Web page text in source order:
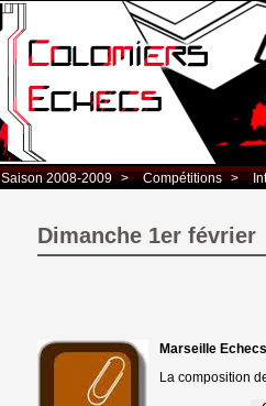
Saison 2008-2009 > Compétitions >
Dimanche 1er février
Marseille
La composition